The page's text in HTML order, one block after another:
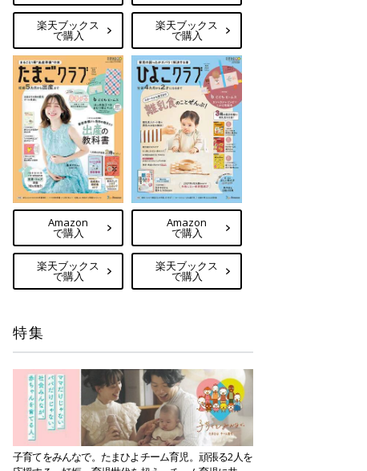
楽天ブックス
で購入
楽天ブックス
で購入
Amazon
で購入
楽天ブックス
で購入
Amazon
で購入
楽天ブックス
で購入
特集
子育てをみんなで。たまひよチーム育児。頑張る2人を